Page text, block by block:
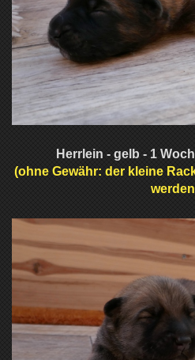
Herrlein - gelb - 1
(ohne Gewähr: der kleine